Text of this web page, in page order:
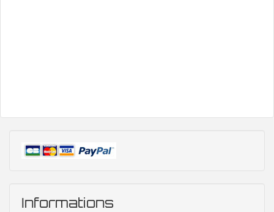
Informations